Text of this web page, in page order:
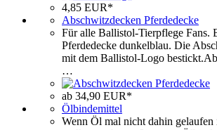
4,85 EUR*
Abschwitzdecken Pferdedecke
Für alle Ballistol-Tierpflege Fans.
Pferdedecke dunkelblau. Die
mit dem Ballistol-Logo
…
ab 34,90 EUR*
Ölbindemittel
Wenn Öl mal nicht dahin gelaufen